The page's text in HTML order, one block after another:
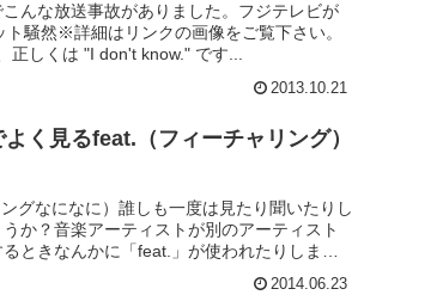
んな放送事故がありました。フジテレビが
騒然※詳細はリンクの画像をご覧下さい。
しくは "I don't know." です...
2013.10.21
く見るfeat.（フィーチャリング）
グなになに）誰しも一度は見たり聞いたりし
か？音楽アーティストが別のアーティスト
ときなんかに「feat.」が使われたりしま
2014.06.23